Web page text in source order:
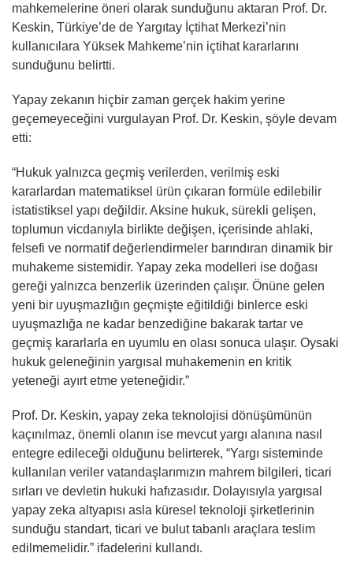
mahkemelerine öneri olarak sunduğunu aktaran Prof. Dr.
Keskin, Türkiye’de de Yargıtay İçtihat Merkezi’nin
kullanıcılara Yüksek Mahkeme’nin içtihat kararlarını
sunduğunu belirtti.
Yapay zekanın hiçbir zaman gerçek hakim yerine
geçemeyeceğini vurgulayan Prof. Dr. Keskin, şöyle devam
etti:
“Hukuk yalnızca geçmiş verilerden, verilmiş eski
kararlardan matematiksel ürün çıkaran formüle edilebilir
istatistiksel yapı değildir. Aksine hukuk, sürekli gelişen,
toplumun vicdanıyla birlikte değişen, içerisinde ahlaki,
felsefi ve normatif değerlendirmeler barındıran dinamik bir
muhakeme sistemidir. Yapay zeka modelleri ise doğası
gereği yalnızca benzerlik üzerinden çalışır. Önüne gelen
yeni bir uyuşmazlığın geçmişte eğitildiği binlerce eski
uyuşmazlığa ne kadar benzediğine bakarak tartar ve
geçmiş kararlarla en uyumlu en olası sonuca ulaşır. Oysaki
hukuk geleneğinin yargısal muhakemenin en kritik
yeteneği ayırt etme yeteneğidir.”
Prof. Dr. Keskin, yapay zeka teknolojisi dönüşümünün
kaçınılmaz, önemli olanın ise mevcut yargı alanına nasıl
entegre edileceği olduğunu belirterek, “Yargı sisteminde
kullanılan veriler vatandaşlarımızın mahrem bilgileri, ticari
sırları ve devletin hukuki hafızasıdır. Dolayısıyla yargısal
yapay zeka altyapısı asla küresel teknoloji şirketlerinin
sunduğu standart, ticari ve bulut tabanlı araçlara teslim
edilmemelidir.” ifadelerini kullandı.